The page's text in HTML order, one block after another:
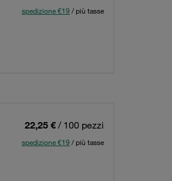
spedizione €19 / più tasse
22,25 € / 100 pezzi
spedizione €19 / più tasse